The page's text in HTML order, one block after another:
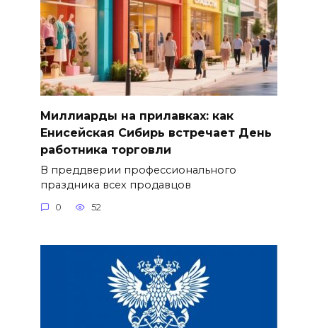
Миллиарды на прилавках: как
Енисейская Сибирь встречает День
работника торговли
В преддверии профессионального
праздника всех продавцов
0 52